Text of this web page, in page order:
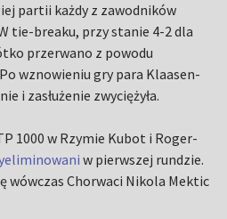
partii każdy z zawodników
tie-breaku, przy stanie 4-2 dla
przerwano z powodu
wznowieniu gry para Klaasen-
i zasłużenie zwyciężyła.
1000 w Rzymie Kubot i Roger-
w pierwszej rundzie.
wówczas Chorwaci Nikola Mektic